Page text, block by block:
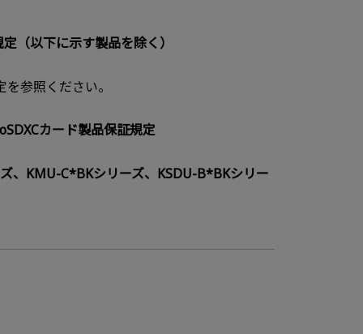
（以下に示す製品を除く）
参照ください。
カード製品保証規定
、KMU-C*BKシリーズ、KSDU-B*BKシリー